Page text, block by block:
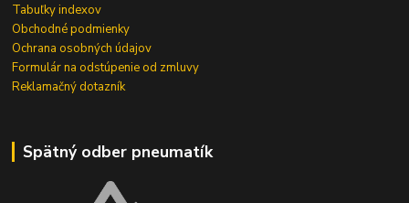
Tabuľky indexov
Obchodné podmienky
Ochrana osobných údajov
Formulár na odstúpenie od zmluvy
Reklamačný dotazník
Spätný odber pneumatík